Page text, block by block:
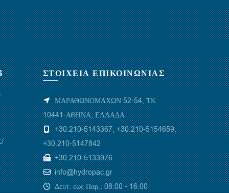
ΣΤΟΙΧΕΙΑ ΕΠΙΚΟΙΝΩΝΙΑΣ
ΜΑΡΑΘΩΝΟΜΑΧΩΝ 52-54, ΤΚ
10441-ΑΘΗΝΑ, ΕΛΛΑΔΑ
+30.210-5143367,+30.210-5154659,
+30.210-5147842
+30.210-5133976
info@hydropac.gr
Δευτ. εως Παρ.: 08:00 - 16:00